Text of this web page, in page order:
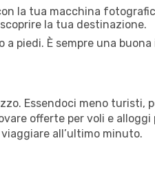
la tua macchina
la tua destinazione.
piedi. È sempre una
Essendoci meno turisti,
offerte per voli e alloggi
all’ultimo minuto.